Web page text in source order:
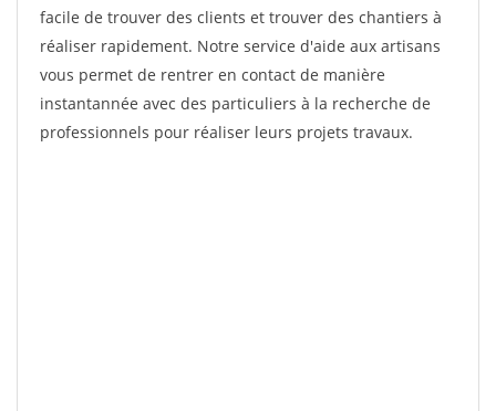
facile de trouver des clients et trouver des chantiers à
réaliser rapidement. Notre service d'aide aux artisans
vous permet de rentrer en contact de manière
instantannée avec des particuliers à la recherche de
professionnels pour réaliser leurs projets travaux.